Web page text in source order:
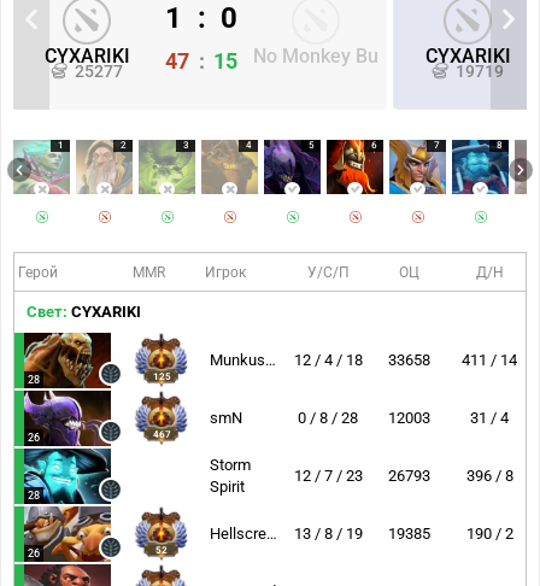
CYXARIKI
25277
No Monkey Bu
1 : 0
47 : 15 CYXARIKI
19719
1 2 3 4 5 6 7 8
Герой MMR Игрок У/С/П ОЦ Д/Н
Свет: CYXARIKI
28 125
Munkushi~ 12 / 4 / 18 33658 411 / 14
26 467
smN 0 / 8 / 28 12003 31 / 4
28
Storm
Spirit
12 / 7 / 23 26793 396 / 8
26 52
Hellscream 13 / 8 / 19 19385 190 / 2